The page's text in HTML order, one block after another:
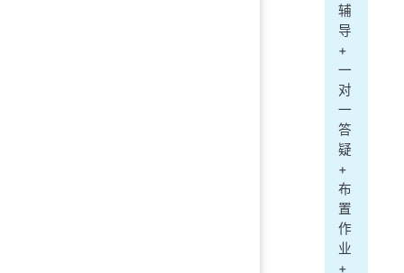
辅
导
+
一
对
一
答
疑
+
布
置
作
业
+